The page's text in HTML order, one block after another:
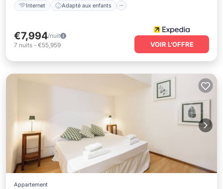
Internet Adapté aux enfants
€7,994/nuit
7 nuits - €55,959 VOIR L’OFFRE
Appartement